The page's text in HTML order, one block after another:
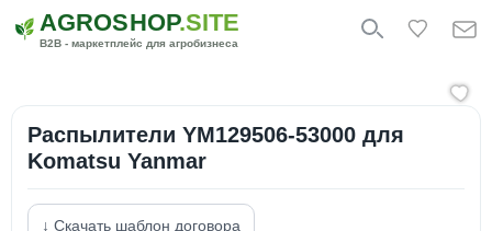
AGROSHOP.SITE
B2B - маркетплейс для агробизнеса
Распылители YM129506-53000 для
Komatsu Yanmar
↓ Скачать шаблон договора